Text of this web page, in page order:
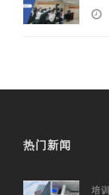
热门新闻
培